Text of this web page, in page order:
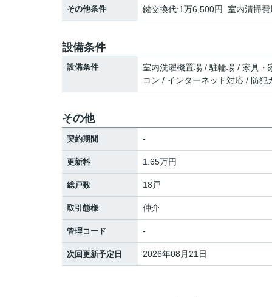
その他条件 鍵交換代:1万6,500円 室内清掃費
設備条件
設備条件
室内洗濯機置場 / 駐輪場 / 家具
コン / インターネット対応 / 防犯
その他
契約期間 -
更新料 1.65万円
総戸数 18戸
取引態様 仲介
管理コード -
次回更新予定日 2026年08月21日